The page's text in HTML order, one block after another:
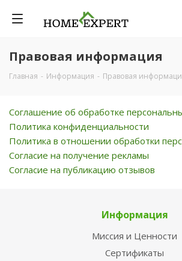
Правовая информация
Главная - Информация - Правовая
Соглашение об обработке
Политика конфиденциальности
Политика в отношении обработки
Согласие на получение рекламы
Согласие на публикацию отзывов
Информация
Миссия и Ценности
Сертификаты